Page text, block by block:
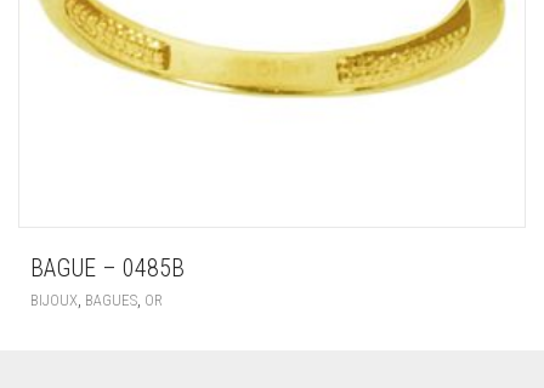
BAGUE – 0485B
BIJOUX BAGUES OR